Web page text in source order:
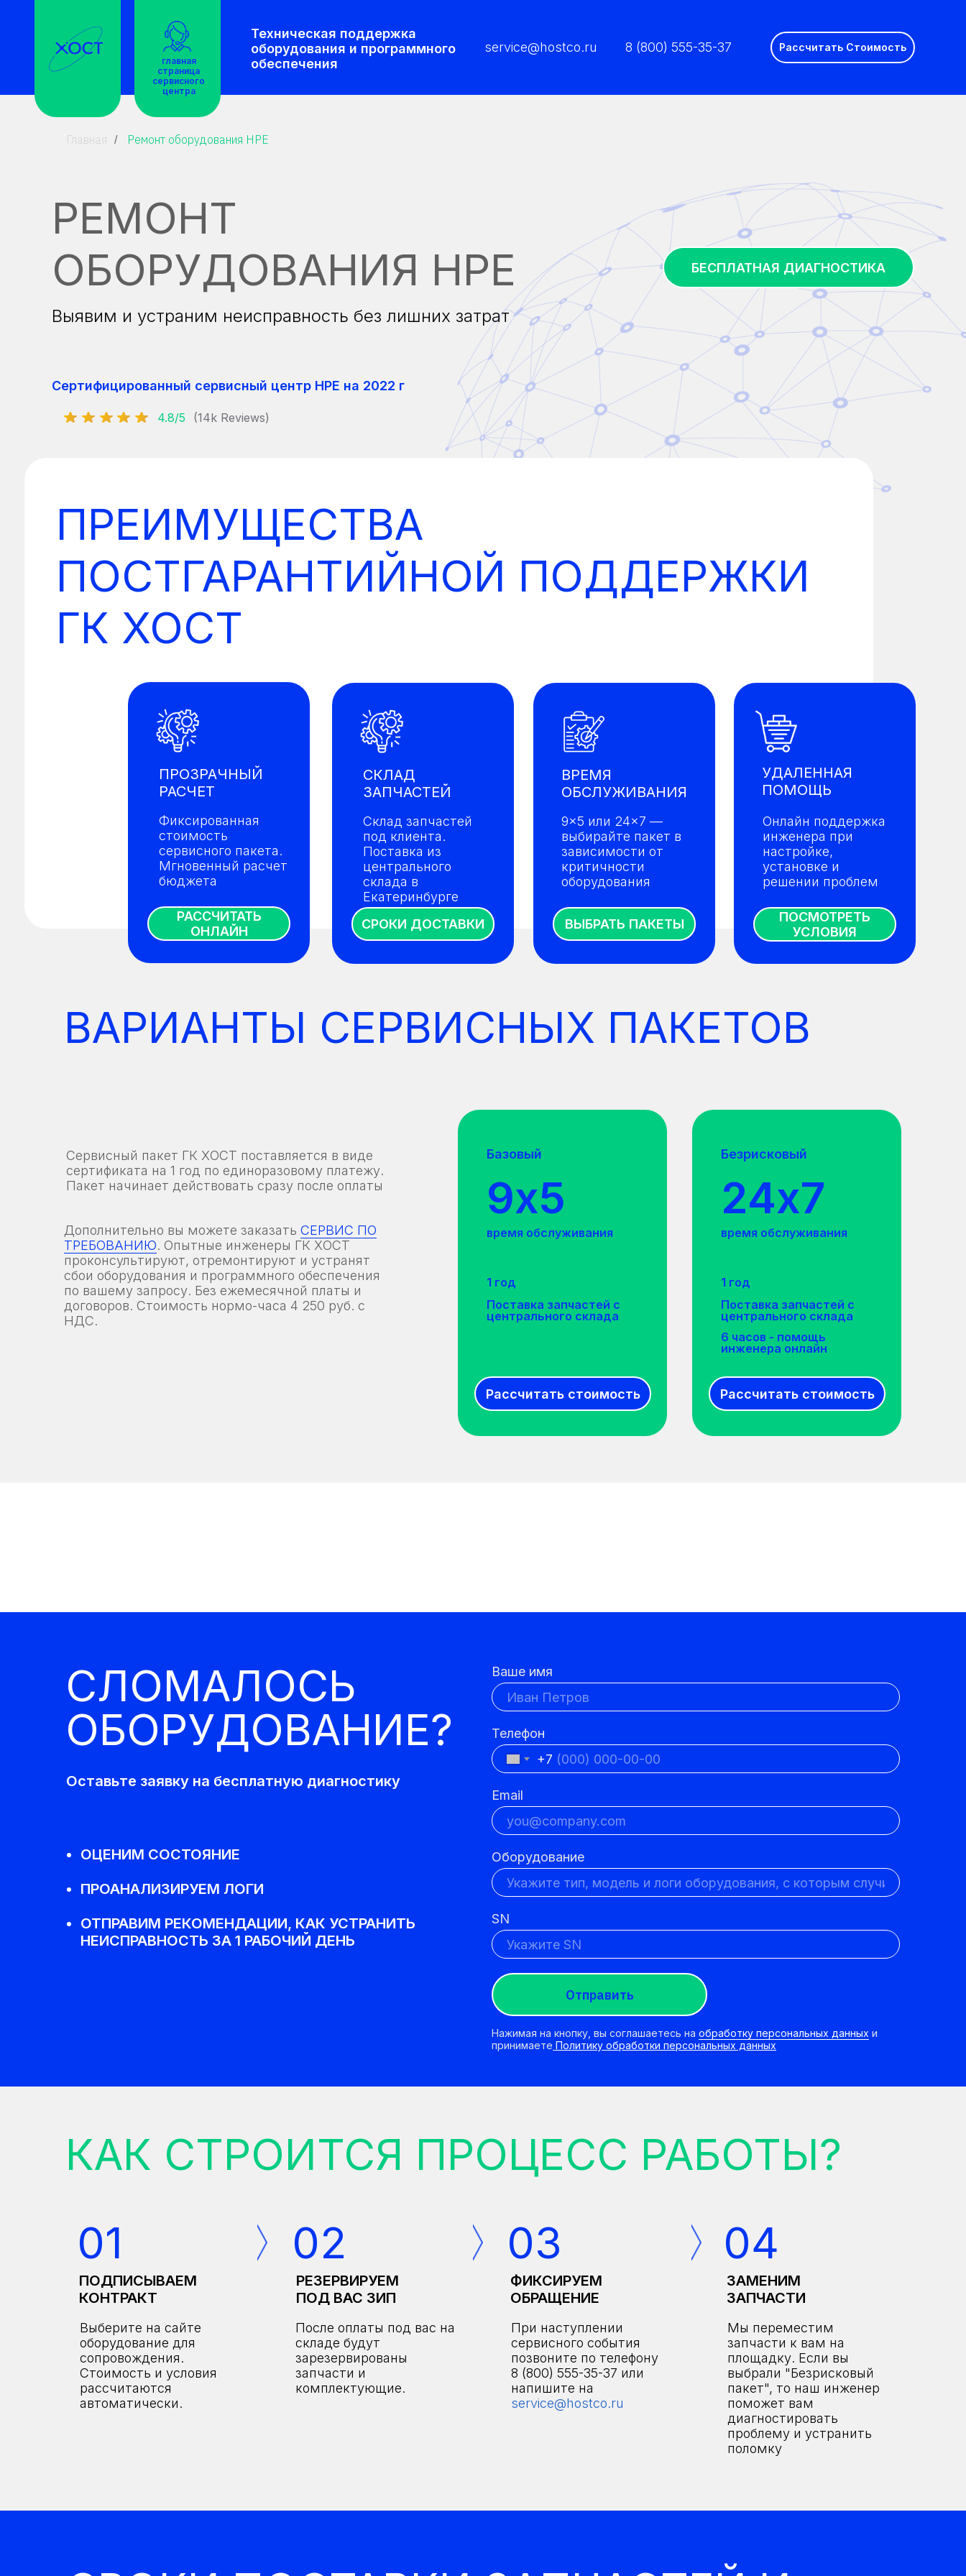
Рассчитать Стоимость
Техническая поддержка
оборудования и программного
обеспечения
service@hostco.ru
главная
страница
сервисного
центра
8 (800) 555-35-37
Главная / Ремонт оборудования HPE
РЕМОНТ
ОБОРУДОВАНИЯ HPE
Выявим и устраним неисправность без лишних затрат
БЕСПЛАТНАЯ ДИАГНОСТИКА
Сертифицированный сервисный центр HPE на 2022 г
(14k Reviews)
4.8/5
ПРЕИМУЩЕСТВА
ПОСТГАРАНТИЙНОЙ ПОДДЕРЖКИ
ГК ХОСТ
УДАЛЕННАЯ
ПОМОЩЬ
ВРЕМЯ
ОБСЛУЖИВАНИЯ
СКЛАД
ЗАПЧАСТЕЙ
Склад запчастей
под клиента.
Поставка из
центрального
склада в
Екатеринбурге
9×5 или 24×7 —
выбирайте пакет в
зависимости от
критичности
оборудования
Онлайн поддержка
инженера при
настройке,
установке и
решении проблем
ПОСМОТРЕТЬ
УСЛОВИЯ
ВЫБРАТЬ ПАКЕТЫ
СРОКИ ДОСТАВКИ
РАССЧИТАТЬ
ОНЛАЙН
Фиксированная
стоимость
сервисного пакета.
Мгновенный расчет
бюджета
ПРОЗРАЧНЫЙ
РАСЧЕТ
ВАРИАНТЫ СЕРВИСНЫХ ПАКЕТОВ
время обслуживания
24х7
Безрисковый
1 год
Поставка запчастей с
центрального склада
6 часов - помощь
инженера онлайн
Рассчитать стоимость
Рассчитать стоимость
Поставка запчастей с
центрального склада
1 год
Базовый
9х5
время обслуживания
Дополнительно вы можете заказать СЕРВИС ПО
ТРЕБОВАНИЮ. Опытные инженеры ГК ХОСТ
проконсультируют, отремонтируют и устранят
сбои оборудования и программного обеспечения
по вашему запросу. Без ежемесячной платы и
договоров. Стоимость нормо-часа 4 250 руб. с
НДС.
Сервисный пакет ГК ХОСТ поставляется в виде
сертификата на 1 год по единоразовому платежу.
Пакет начинает действовать сразу после оплаты
СЛОМАЛОСЬ
ОБОРУДОВАНИЕ?
Ваше имя
Телефон
+7
Email
Оборудование
SN
Отправить
Нажимая на кнопку, вы соглашаетесь на обработку персональных данных и
принимаете Политику обработки персональных данных
Оставьте заявку на бесплатную диагностику
ОЦЕНИМ СОСТОЯНИЕ
ПРОАНАЛИЗИРУЕМ ЛОГИ
ОТПРАВИМ РЕКОМЕНДАЦИИ, КАК УСТРАНИТЬ
НЕИСПРАВНОСТЬ ЗА 1 РАБОЧИЙ ДЕНЬ
Мы переместим
запчасти к вам на
площадку. Если вы
выбрали "Безрисковый
пакет", то наш инженер
поможет вам
диагностировать
проблему и устранить
поломку
ЗАМЕНИМ
ЗАПЧАСТИ
При наступлении
сервисного события
позвоните по телефону
8 (800) 555-35-37 или
напишите на
service@hostco.ru
ФИКСИРУЕМ
ОБРАЩЕНИЕ
После оплаты под вас на
складе будут
зарезервированы
запчасти и
комплектующие.
РЕЗЕРВИРУЕМ
ПОД ВАС ЗИП
Выберите на сайте
оборудование для
сопровождения.
Стоимость и условия
рассчитаются
автоматически.
01 02 03 04
ПОДПИСЫВАЕМ
КОНТРАКТ
КАК СТРОИТСЯ ПРОЦЕСС РАБОТЫ?